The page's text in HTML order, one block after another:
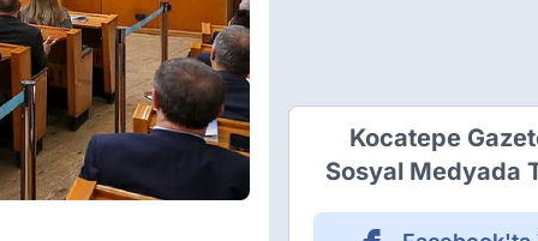
Kocatepe
Sosyal Medyada